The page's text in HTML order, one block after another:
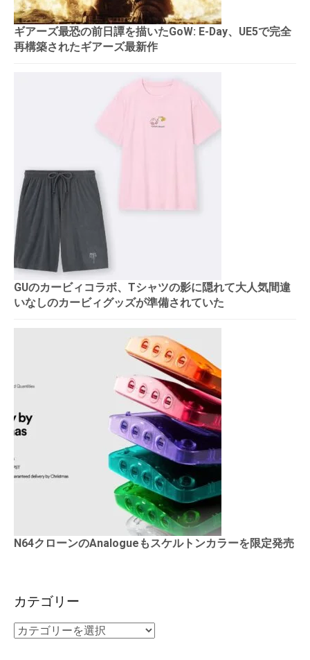
ギアーズ最恐の前日譚を描いたGoW: E-Day、UE5で完全
再構築されたギアーズ最新作
GUのカービィコラボ、Tシャツの影に隠れて大人気間違
いなしのカービィグッズが準備されていた
N64クローンのAnalogueもスケルトンカラーを限定発売
カテゴリー